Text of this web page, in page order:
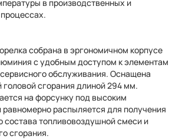
в производственных и
собрана в эргономичном корпусе
с удобным доступом к элементам
обслуживания. Оснащена
головой сгорания длиной 294 мм.
на форсунку под высоким
распыляется для получения
состава топливовоздушной смеси и
сгорания.